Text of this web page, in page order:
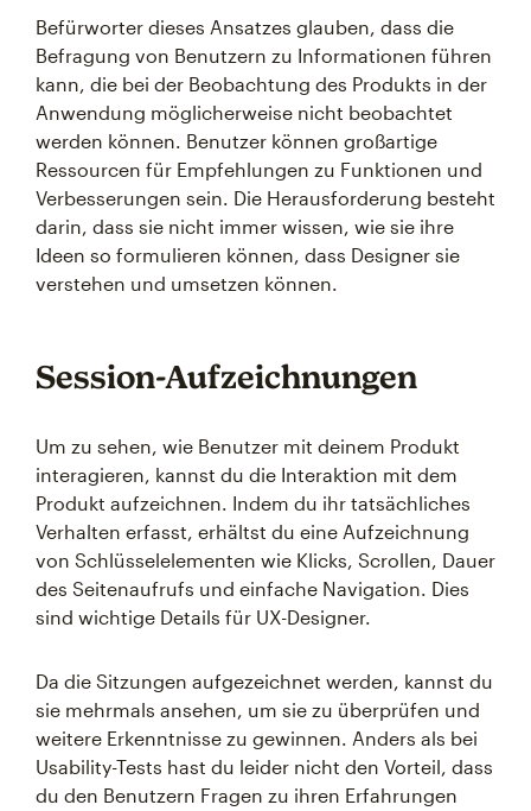
Befürworter dieses Ansatzes glauben, dass die
Befragung von Benutzern zu Informationen führen
kann, die bei der Beobachtung des Produkts in der
Anwendung möglicherweise nicht beobachtet
werden können. Benutzer können großartige
Ressourcen für Empfehlungen zu Funktionen und
Verbesserungen sein. Die Herausforderung besteht
darin, dass sie nicht immer wissen, wie sie ihre
Ideen so formulieren können, dass Designer sie
verstehen und umsetzen können.
Session-Aufzeichnungen
Um zu sehen, wie Benutzer mit deinem Produkt
interagieren, kannst du die Interaktion mit dem
Produkt aufzeichnen. Indem du ihr tatsächliches
Verhalten erfasst, erhältst du eine Aufzeichnung
von Schlüsselelementen wie Klicks, Scrollen, Dauer
des Seitenaufrufs und einfache Navigation. Dies
sind wichtige Details für UX-Designer.
Da die Sitzungen aufgezeichnet werden, kannst du
sie mehrmals ansehen, um sie zu überprüfen und
weitere Erkenntnisse zu gewinnen. Anders als bei
Usability-Tests hast du leider nicht den Vorteil, dass
du den Benutzern Fragen zu ihren Erfahrungen